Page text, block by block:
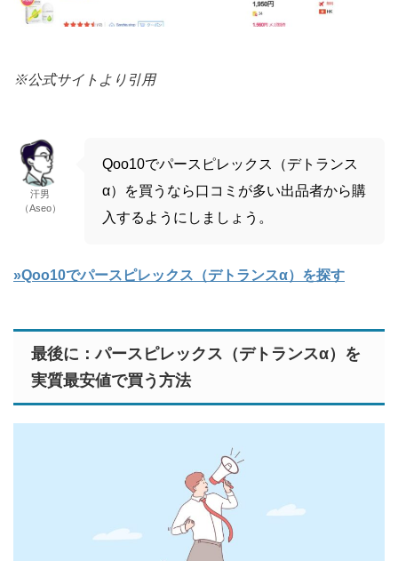
※公式サイトより引用
汗男
（Aseo）
Qoo10でパースピレックス（デトランス
α）を買うなら口コミが多い出品者から購
入するようにしましょう。
»Qoo10でパースピレックス（デトランスα）を探す
最後に：パースピレックス（デトランスα）を
実質最安値で買う方法